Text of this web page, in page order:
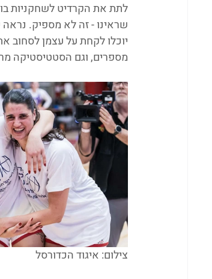
לתת את הקרדיט לשחקניות
יוכלו לקחת על עצמן לסחוב
מספרים, וגם הסטטיסטיקה
צילום: איגוד הכדורסל